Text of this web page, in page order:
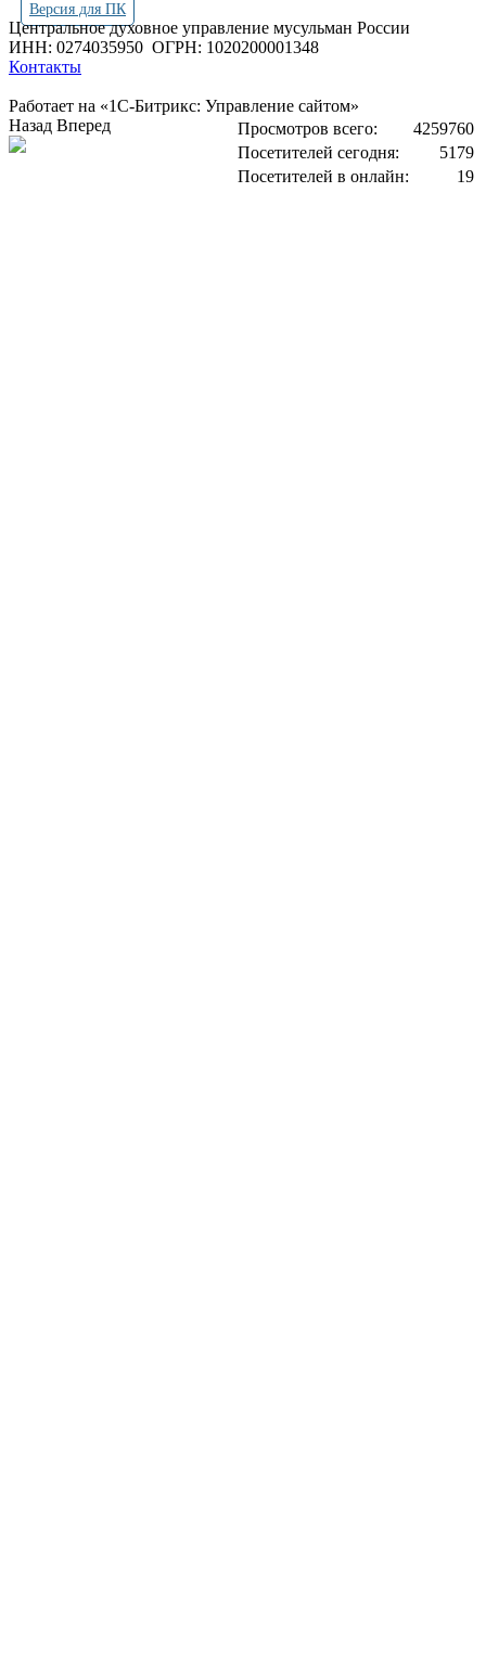
Версия для ПК
Центральное духовное управление мусульман России
ИНН: 0274035950 ОГРН: 1020200001348
Контакты
Работает на «1С-Битрикс: Управление сайтом»
Просмотров всего:
4259760
Посетителей сегодня:
5179
Посетителей в онлайн:
19
Назад Вперед